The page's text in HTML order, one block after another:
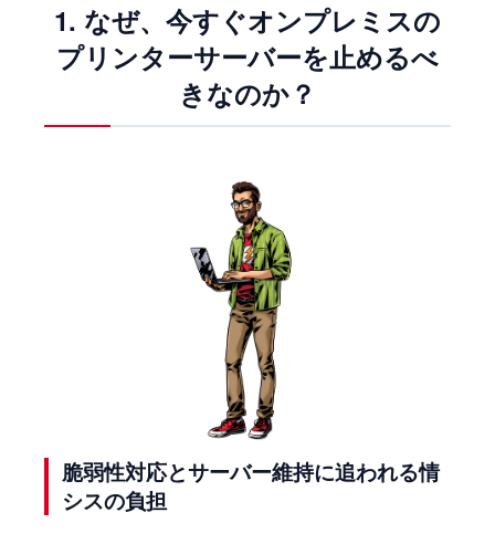
1. なぜ、今すぐオンプレミスの
プリンターサーバーを止めるべ
きなのか？
脆弱性対応とサーバー維持に追われる情
シスの負担